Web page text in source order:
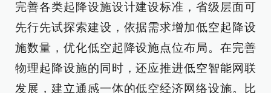
完善各类起降设施设计建设标准，省级层面可
先行先试探索建设，依据需求增加低空起降设
施数量，优化低空起降设施点位布局。在完善
物理起降设施的同时，还应推进低空智能网联
发展，建立通感一体的低空经济网络设施。比